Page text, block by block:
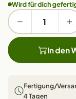
Wird für dich
In den
Fertigung/
4 Tagen